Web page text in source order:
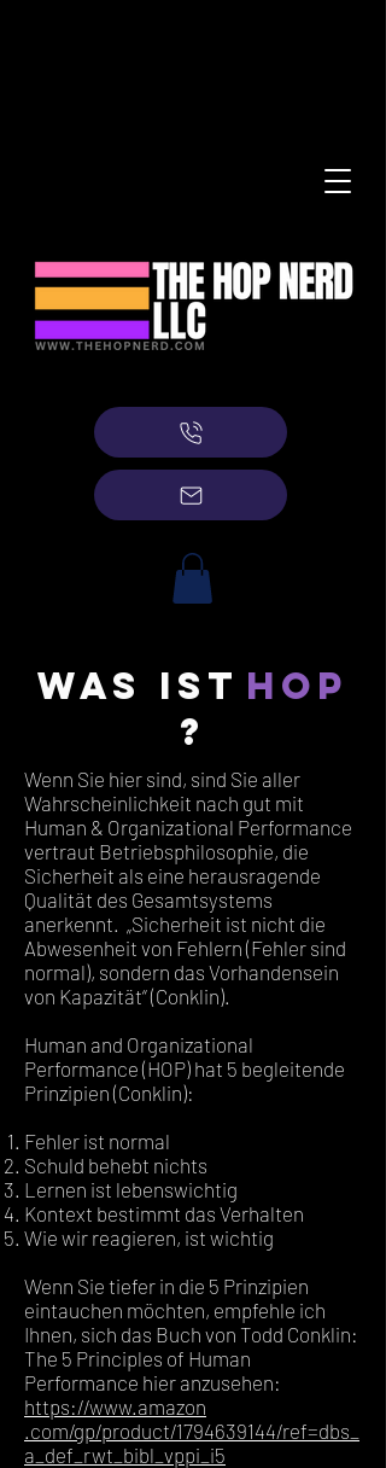
Was ist HOP
?
Wenn Sie hier sind, sind Sie aller
Wahrscheinlichkeit nach gut mit
Human & Organizational Performance
vertraut Betriebsphilosophie, die
Sicherheit als eine herausragende
Qualität des Gesamtsystems
anerkennt. „Sicherheit ist nicht die
Abwesenheit von Fehlern (Fehler sind
normal), sondern das Vorhandensein
von Kapazität“ (Conklin).
Human and Organizational
Performance (HOP) hat 5 begleitende
Prinzipien (Conklin):
Fehler ist normal
Schuld behebt nichts
Lernen ist lebenswichtig
Kontext bestimmt das Verhalten
Wie wir reagieren, ist wichtig
Wenn Sie tiefer in die 5 Prinzipien
eintauchen möchten, empfehle ich
Ihnen, sich das Buch von Todd Conklin:
The 5 Principles of Human
Performance hier anzusehen:
https://www.amazon
.com/gp/product/1794639144/ref=dbs_
a_def_rwt_bibl_vppi_i5